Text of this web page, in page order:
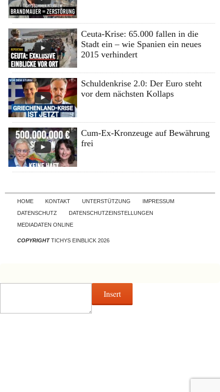
Ceuta-Krise: 65.000 fallen in die
Stadt ein – wie Spanien ein neues
2015 verhindert
Schuldenkrise 2.0: Der Euro steht
vor dem nächsten Kollaps
Cum-Ex-Kronzeuge auf Bewährung
frei
Skip to content
HOME KONTAKT UNTERSTÜTZUNG
IMPRESSUM
DATENSCHUTZ
DATENSCHUTZEINSTELLUNGEN
MEDIADATEN ONLINE
COPYRIGHTTICHYS EINBLICK 2026
Insert